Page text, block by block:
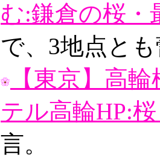
む:鎌倉の桜・
で、3地点と
【東京】高
テル高輪HP:
言。